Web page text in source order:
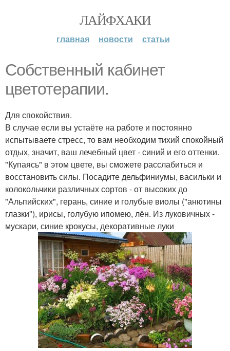
ЛАЙФХАКИ
главная новости статьи
Собственный кабинет
цветотерапии.
Для спокойствия.
В случае если вы устаёте на работе и постоянно
испытываете стресс, то вам необходим тихий спокойный
отдых, значит, ваш лечебный цвет - синий и его оттенки.
"Купаясь" в этом цвете, вы сможете расслабиться и
восстановить силы. Посадите дельфиниумы, васильки и
колокольчики различных сортов - от высоких до
"Альпийских", герань, синие и голубые виолы ("анютины
глазки"), ирисы, голубую ипомею, лён. Из луковичных -
мускари, синие крокусы, декоративные луки